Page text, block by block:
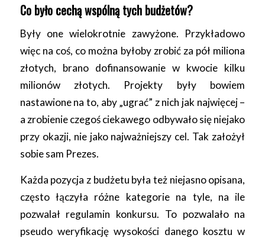
Co było cechą wspólną tych budżetów?
Były one wielokrotnie zawyżone. Przykładowo
więc na coś, co można byłoby zrobić za pół miliona
złotych, brano dofinansowanie w kwocie kilku
milionów złotych. Projekty były bowiem
nastawione na to, aby „ugrać” z nich jak najwięcej –
a zrobienie czegoś ciekawego odbywało się niejako
przy okazji, nie jako najważniejszy cel. Tak założył
sobie sam Prezes.
Każda pozycja z budżetu była też niejasno opisana,
często łączyła różne kategorie na tyle, na ile
pozwalał regulamin konkursu. To pozwalało na
pseudo weryfikację wysokości danego kosztu w